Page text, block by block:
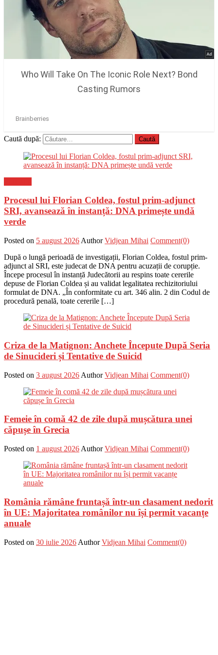
Caută după:
Procesul lui Florian Coldea, fostul prim-adjunct
SRI, avansează în instanță: DNA primește undă
verde
Posted on 5 august 2026 Author Vidjean Mihai Comment(0)
După o lungă perioadă de investigații, Florian Coldea, fostul prim-
adjunct al SRI, este judecat de DNA pentru acuzații de corupție.
Începe procesul în instanță Judecătorii au respins toate cererile
depuse de Florian Coldea și au validat legalitatea rechizitoriului
formulat de DNA. „În conformitate cu art. 346 alin. 2 din Codul de
procedură penală, toate cererile […]
Criza de la Matignon: Anchete Începute După Seria
de Sinucideri și Tentative de Suicid
Posted on 3 august 2026 Author Vidjean Mihai Comment(0)
Femeie în comă 42 de zile după mușcătura unei
căpușe în Grecia
Posted on 1 august 2026 Author Vidjean Mihai Comment(0)
România rămâne fruntașă într-un clasament nedorit
în UE: Majoritatea românilor nu își permit vacanțe
anuale
Posted on 30 iulie 2026 Author Vidjean Mihai Comment(0)